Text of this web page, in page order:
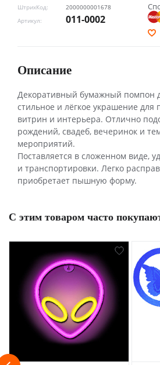
ШтрихКод:
2000000001678
Артикул:
011-0002
Описание
Декоративный бумажный помпон
стильное и лёгкое украшение для
витрин и интерьера. Отлично
рождений, свадеб, вечеринок и
мероприятий.
Поставляется в сложенном виде,
и транспортировки. Легко
приобретает пышную форму.
С этим товаром часто